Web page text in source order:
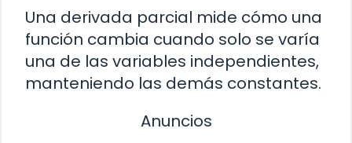
Una derivada parcial mide cómo una
función cambia cuando solo se varía
una de las variables independientes,
manteniendo las demás constantes.
Anuncios